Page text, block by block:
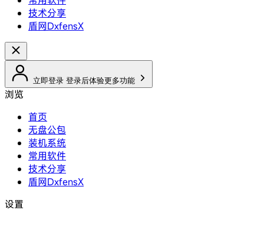
技术分享
盾网DxfensX
立即登录 登录后体验更多功能
浏览
首页
无盘公包
装机系统
常用软件
技术分享
盾网DxfensX
设置